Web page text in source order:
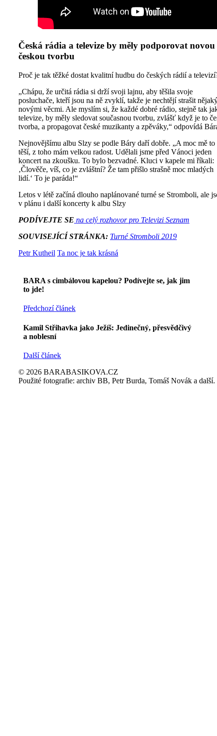
Česká rádia a televize by měly podporovat novou
českou tvorbu
Proč je tak těžké dostat kvalitní hudbu do českých rádií a
„Chápu, že určitá rádia si drží svoji lajnu, aby těšila svoje
posluchače, kteří jsou na ně zvyklí, takže je nechtějí strašit
novými věcmi. Ale myslím si, že každé dobré rádio, stejně tak
televize, by měly sledovat současnou tvorbu, zvlášť když je to
tvorba, a propagovat české muzikanty a zpěváky,“ odpovídá
Nejnovějšímu albu Slzy se podle Báry daří dobře. „A moc mě to
těší, z toho mám velkou radost. Udělali jsme před Vánoci jeden
koncert na zkoušku. To bylo bezvadné. Kluci v kapele mi říkali:
‚Člověče, víš, co je zvláštní? Že tam přišlo strašně moc mladých
lidí.‘ To je paráda!“
Letos v létě začíná dlouho naplánované turné se Stromboli, ale
v plánu i další koncerty k albu Slzy
PODÍVEJTE SE na celý rozhovor pro Televizi Seznam
SOUVISEJÍCÍ STRÁNKA: Turné Stromboli 2019
Petr Kutheil Ta noc je tak krásná
BARA s cimbálovou kapelou? Podívejte se, jak jim
to jde!
Předchozí článek
Kamil Střihavka jako Ježíš: Jedinečný, přesvědčivý
a noblesní
Další článek
© 2026 BARABASIKOVA.CZ
Použité fotografie: archiv BB, Petr Burda, Tomáš Novák a další.